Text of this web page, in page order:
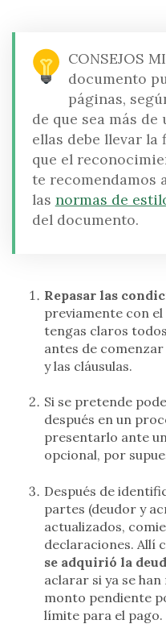
CONSEJOS
documento
páginas,
de que sea más
ellas debe llevar
que el
te recomendamos
las normas de
del documento.
Repasar las
previamente con
tengas claros
antes de
y las cláusulas.
Si se pretende
después en un
presentarlo ante
opcional, por
Después de
partes (deudor y
actualizados,
declaraciones. Allí
se adquirió la
aclarar si ya se
monto pendiente
límite para el pago.